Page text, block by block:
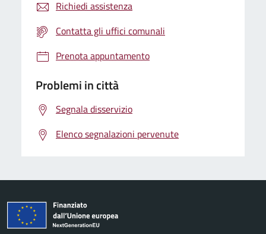
Richiedi assistenza
Contatta gli uffici comunali
Prenota appuntamento
Problemi in città
Segnala disservizio
Elenco segnalazioni pervenute